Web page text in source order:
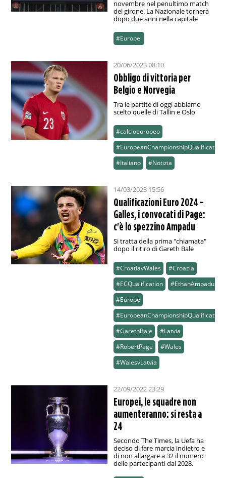
novembre nel penultimo match
del girone. La Nazionale tornerà
dopo due anni nella capitale
#Europei
20/06/2023 08:10
Obbligo di vittoria per
Belgio e Norvegia
Tra le partite di oggi abbiamo
scelto quelle di Tallin e Oslo
#calcioeuropeo
#EuropeanChampionshipQualification
#Italiano
#Notizia
14/03/2023 15:56
Qualificazioni Euro 2024 -
Galles, i convocati di Page:
c'è lo spezzino Ampadu
Si tratta della prima "chiamata"
dopo il ritiro di Gareth Bale
#CroatiavWales
#Croazia
#ECQualification
#EthanAmpadu
#Europe
#EuropeanChampionshipQualification
#GarethBale
#Latvia
#RobertPage
#Wales
#WalesvLatvia
22/09/2022 23:29
Europei, le squadre non
aumenteranno: si resta a
24
Secondo The Times, la Uefa ha
deciso di fare marcia indietro e
di non allargare a 32 il numero
delle partecipanti dal 2028.